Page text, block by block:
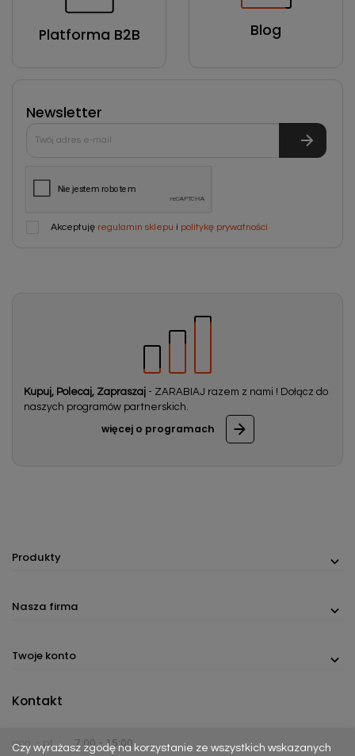
Platforma B2B Blog
Newsletter
Akceptuję regulamin sklepu i politykę prywatności
Kupuj, Polecaj, Zapraszaj - ZARABIAJ razem z nami ! Dołącz do
naszych programów partnerskich.
więcej o programach
Produkty
Nasza firma
Twoje konto
Czy wyrażasz zgodę na korzystanie ze wszystkich wskazanych
Kontakt
pon. - pt. 7:00 - 15:00